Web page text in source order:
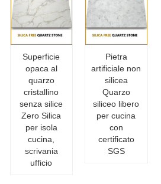
Superficie
opaca al
quarzo
cristallino
senza silice
Zero Silica
per isola
cucina,
scrivania
ufficio
Pietra
artificiale non
silicea
Quarzo
siliceo libero
per cucina
con
certificato
SGS